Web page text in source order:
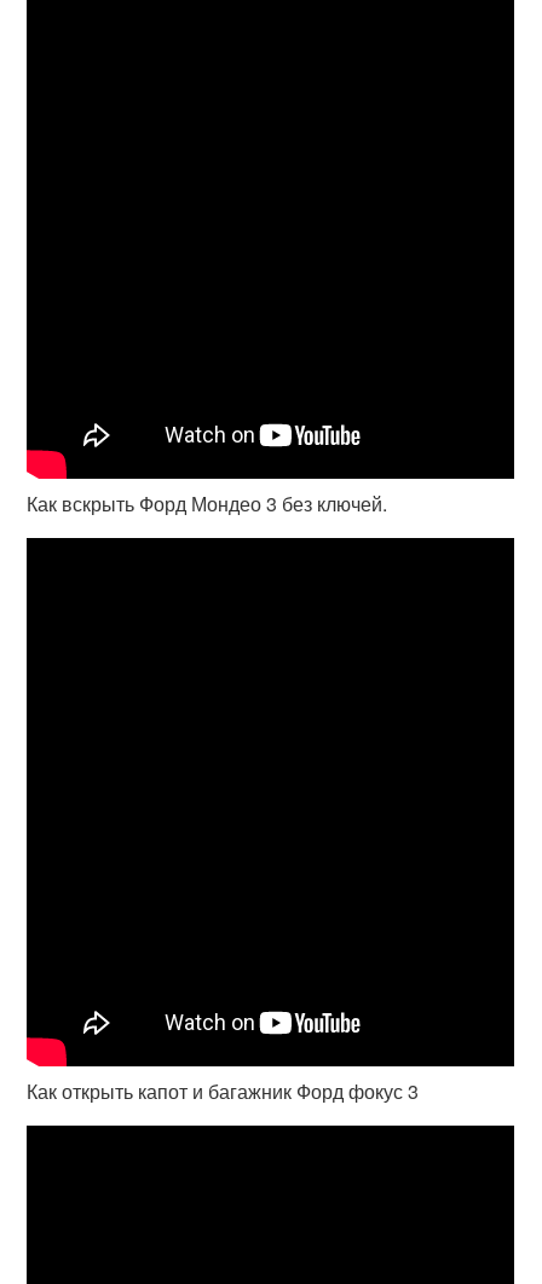
Как вскрыть Форд Мондео 3 без ключей.
Как открыть капот и багажник Форд фокус 3